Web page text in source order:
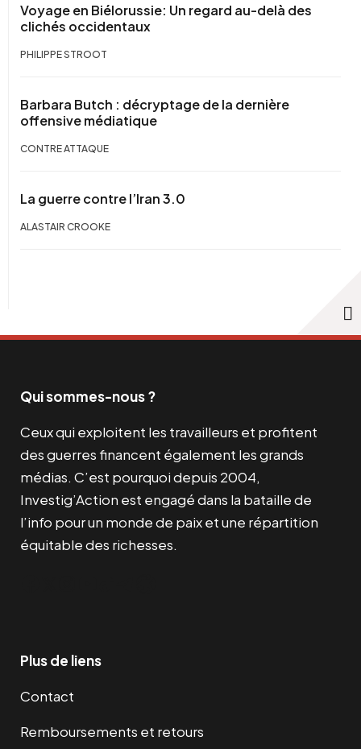
Voyage en Biélorussie: Un regard au-delà des
clichés occidentaux
PHILIPPE STROOT
Barbara Butch : décryptage de la dernière
offensive médiatique
CONTRE ATTAQUE
La guerre contre l’Iran 3.0
ALASTAIR CROOKE
Qui sommes-nous ?
Ceux qui exploitent les travailleurs et profitent
des guerres financent également les grands
médias. C’est pourquoi depuis 2004,
Investig’Action est engagé dans la bataille de
l’info pour un monde de paix et une répartition
équitable des richesses.
Plus de liens
Contact
Remboursements et retours